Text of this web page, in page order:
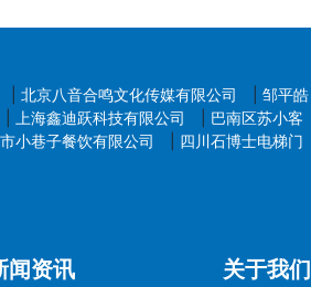
北京八音合鸣文化传媒有限公司
邹平皓
上海鑫迪跃科技有限公司
巴南区苏小客
小巷子餐饮有限公司
四川石博士电梯门
闻资讯 关于我们